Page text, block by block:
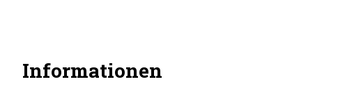
Informationen